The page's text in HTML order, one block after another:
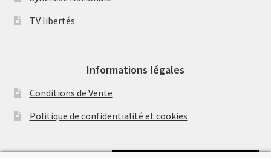
TV libertés
Informations légales
Conditions de Vente
Politique de confidentialité et cookies